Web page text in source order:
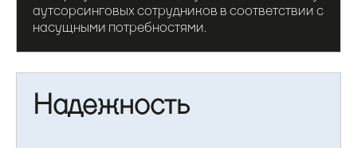
аутсорсинговых сотрудников в соответствии с
насущными потребностями.
Надежность